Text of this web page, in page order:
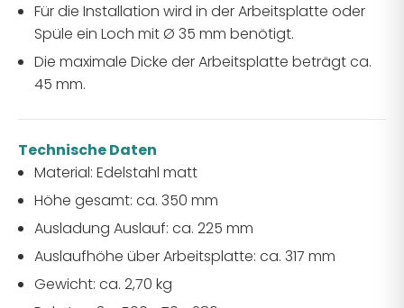
Für die Installation wird in der Arbeitsplatte oder
Spüle ein Loch mit Ø 35 mm benötigt.
Die maximale Dicke der Arbeitsplatte beträgt ca.
45 mm.
Technische Daten
Material: Edelstahl matt
Höhe gesamt: ca. 350 mm
Ausladung Auslauf: ca. 225 mm
Auslaufhöhe über Arbeitsplatte: ca. 317 mm
Gewicht: ca. 2,70 kg